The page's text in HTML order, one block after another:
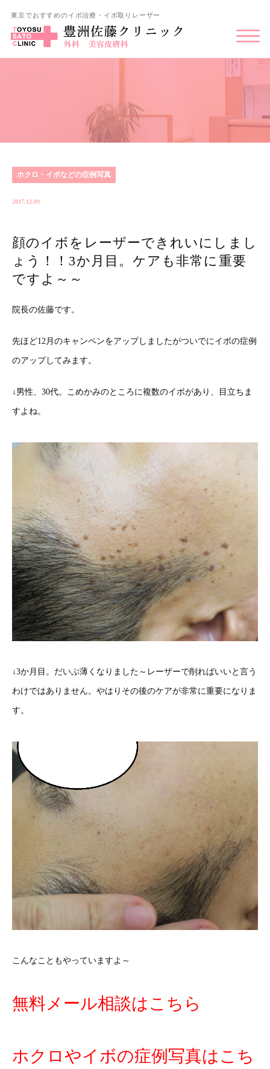
東京でおすすめのイボ治療・イボ取りレーザー
ホクロ・イボなどの症例写真
2017.12.09
顔のイボをレーザーできれいにしまし
ょう！！3か月目。ケアも非常に重要
ですよ～～
院長の佐藤です。
先ほど12月のキャンペンをアップしましたがついでにイボの症例
のアップしてみます。
↓男性、30代。こめかみのところに複数のイボがあり、目立ちま
すよね。
↓3か月目。だいぶ薄くなりました～レーザーで削ればいいと言う
わけではありません。やはりその後のケアが非常に重要になりま
す。
こんなこともやっていますよ～
無料メール相談はこちら
ホクロやイボの症例写真はこち